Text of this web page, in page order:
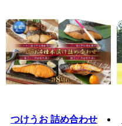
に尽きません。
つけうお 詰め合わせ